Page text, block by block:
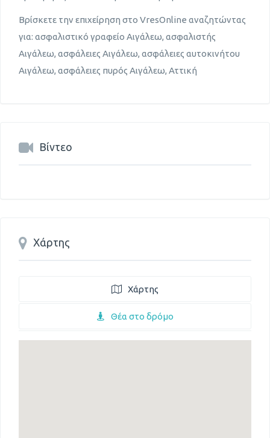
Βρίσκετε την επιχείρηση στο VresOnline αναζητώντας
για: ασφαλιστικό γραφείο Αιγάλεω, ασφαλιστής
Αιγάλεω, ασφάλειες Αιγάλεω, ασφάλειες αυτοκινήτου
Αιγάλεω, ασφάλειες πυρός Αιγάλεω, Αττική
Βίντεο
Χάρτης
Χάρτης
Θέα στο δρόμο